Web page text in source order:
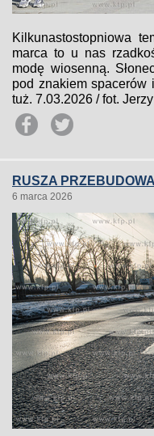
Kilkunastostopniowa
marca to u nas
modę wiosenną.
pod znakiem spacerów
tuż. 7.03.2026 / fot.
RUSZA
6 marca 2026